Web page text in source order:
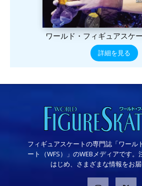
ワールド・フィギュアスケ
詳細を見る
フィギュアスケートの専門誌「ワール
ート（WFS）」のWEBメディアです
はじめ、さまざまな情報をお届